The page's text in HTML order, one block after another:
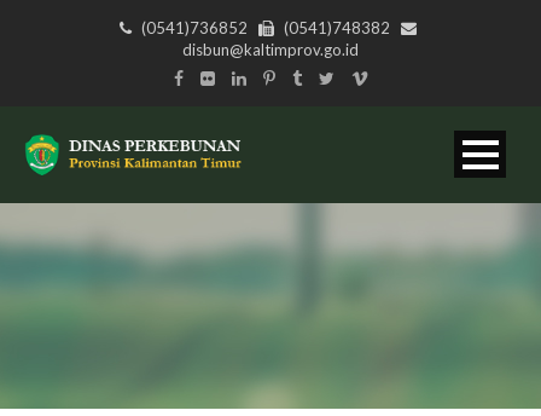
(0541)736852
(0541)748382
disbun@kaltimprov.go.id